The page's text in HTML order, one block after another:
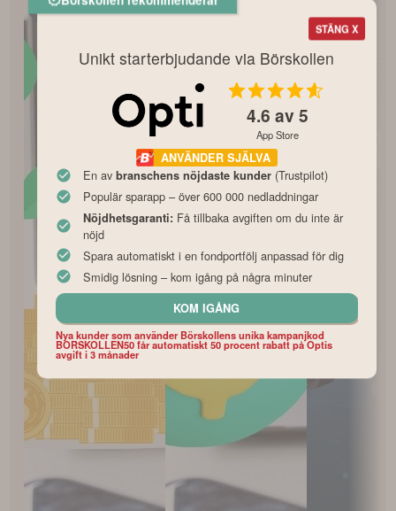
STÄNG X
Unikt starterbjudande via Börskollen
4.6 av 5
App Store
ANVÄNDER SJÄLVA
En av branschens nöjdaste kunder(Trustpilot)
Populär sparapp – över 600 000 nedladdningar
Nöjdhetsgaranti: Få tillbaka avgiften om du inte är
nöjd
Spara automatiskt i en fondportfölj anpassad för dig
Smidig lösning – kom igång på några minuter
KOM IGÅNG
Nya kunder som använder Börskollens unika kampanjkod
BORSKOLLEN50 får automatiskt 50 procent rabatt på Optis
avgift i 3 månader